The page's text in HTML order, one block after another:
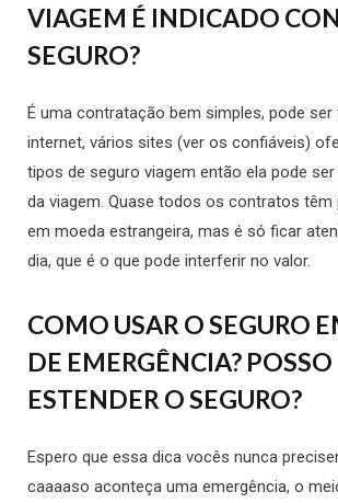
VIAGEM É INDICADO
SEGURO?
É uma contratação bem simples, pode ser
internet, vários sites (ver os confiáveis)
tipos de seguro viagem então ela pode
da viagem. Quase todos os contratos têm
em moeda estrangeira, mas é só ficar
dia, que é o que pode interferir no valor.
COMO USAR O SEGURO
DE EMERGÊNCIA? POSSO
ESTENDER O SEGURO?
Espero que essa dica vocês nunca
caaaaso aconteça uma emergência, o